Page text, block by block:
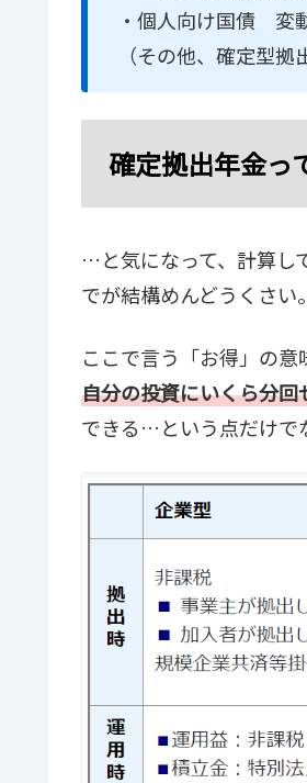
・個人向け国債 変
（その他、確定型
確定拠出年金っ
…と気になって、計算し
でが結構めんどうくさい
ここで言う「お得」の意
自分の投資にいくら分
できる…という点だけで